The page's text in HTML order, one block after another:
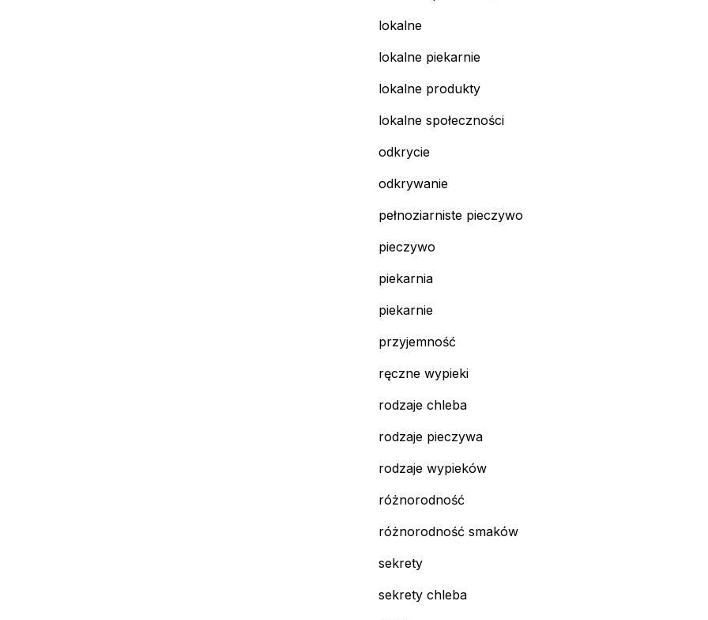
lokalne
lokalne piekarnie
lokalne produkty
lokalne społeczności
odkrycie
odkrywanie
pełnoziarniste pieczywo
pieczywo
piekarnia
piekarnie
przyjemność
ręczne wypieki
rodzaje chleba
rodzaje pieczywa
rodzaje wypieków
różnorodność
różnorodność smaków
sekrety
sekrety chleba